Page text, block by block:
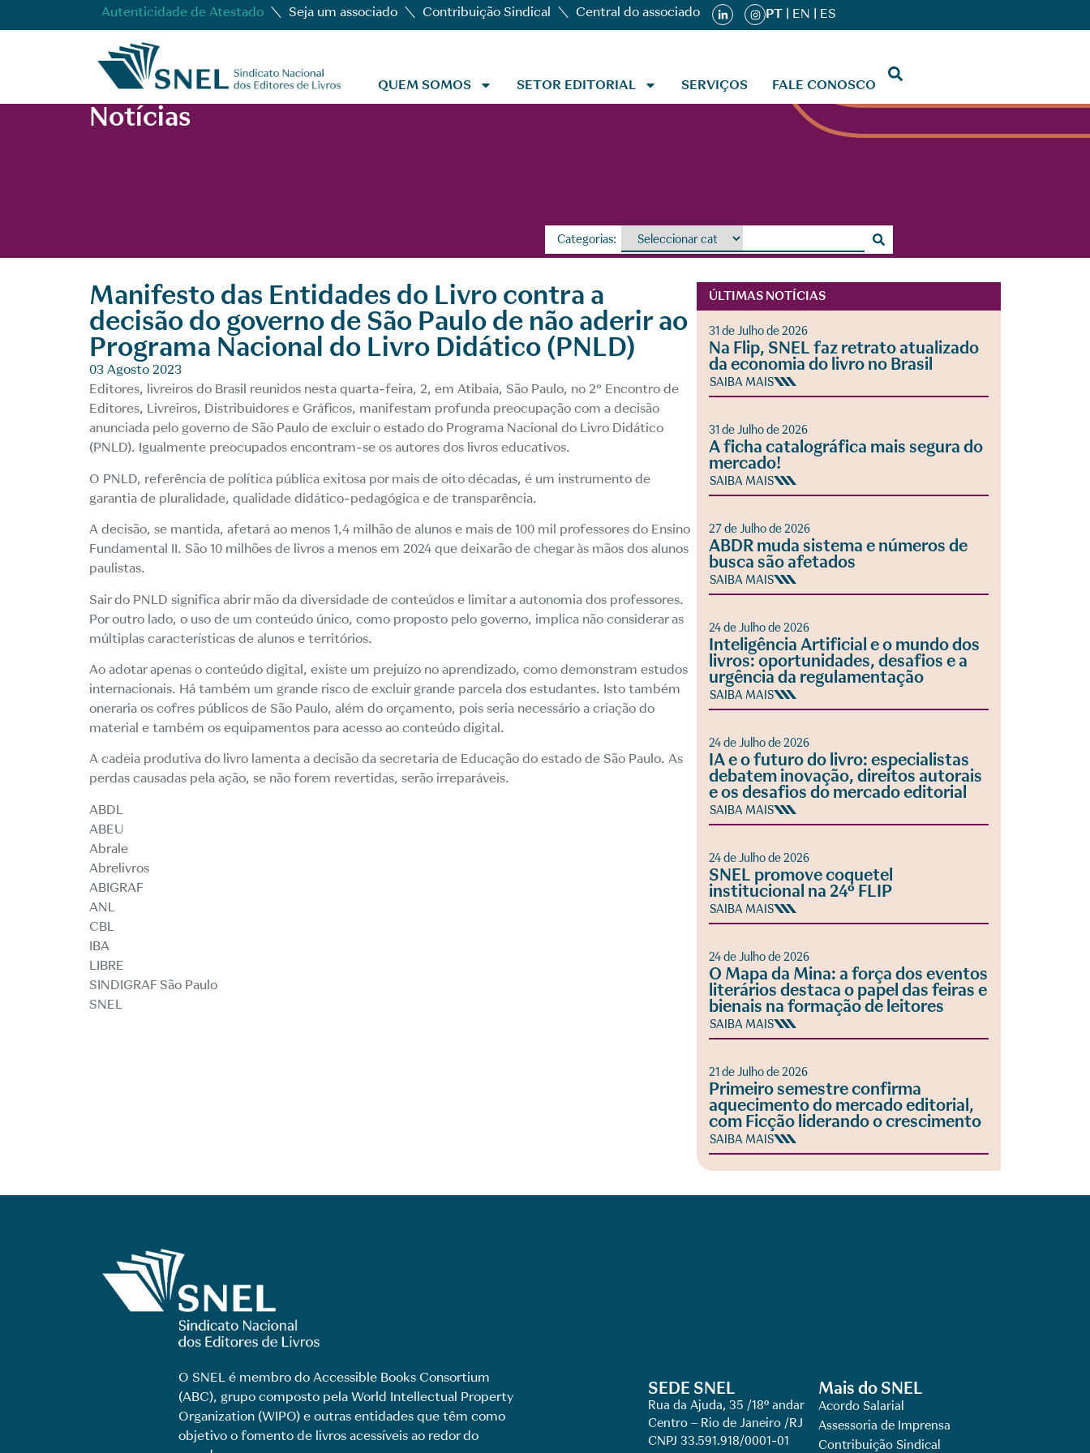
Autenticidade de Atestado Seja um associado Contribuição Sindical Central do associado PT | EN | ES
QUEM SOMOS SETOR EDITORIAL SERVIÇOS FALE CONOSCO
Notícias
Categorias:
Manifesto das Entidades do Livro contra a
decisão do governo de São Paulo de não aderir ao
Programa Nacional do Livro Didático (PNLD)
03 Agosto 2023
Editores, livreiros do Brasil reunidos nesta quarta-feira, 2, em Atibaia, São Paulo, no 2° Encontro de
Editores, Livreiros, Distribuidores e Gráficos, manifestam profunda preocupação com a decisão
anunciada pelo governo de São Paulo de excluir o estado do Programa Nacional do Livro Didático
(PNLD). Igualmente preocupados encontram-se os autores dos livros educativos.
O PNLD, referência de política pública exitosa por mais de oito décadas, é um instrumento de
garantia de pluralidade, qualidade didático-pedagógica e de transparência.
A decisão, se mantida, afetará ao menos 1,4 milhão de alunos e mais de 100 mil professores do Ensino
Fundamental II. São 10 milhões de livros a menos em 2024 que deixarão de chegar às mãos dos alunos
paulistas.
Sair do PNLD significa abrir mão da diversidade de conteúdos e limitar a autonomia dos professores.
Por outro lado, o uso de um conteúdo único, como proposto pelo governo, implica não considerar as
múltiplas características de alunos e territórios.
Ao adotar apenas o conteúdo digital, existe um prejuízo no aprendizado, como demonstram estudos
internacionais. Há também um grande risco de excluir grande parcela dos estudantes. Isto também
oneraria os cofres públicos de São Paulo, além do orçamento, pois seria necessário a criação do
material e também os equipamentos para acesso ao conteúdo digital.
A cadeia produtiva do livro lamenta a decisão da secretaria de Educação do estado de São Paulo. As
perdas causadas pela ação, se não forem revertidas, serão irreparáveis.
ABDL
ABEU
Abrale
Abrelivros
ABIGRAF
ANL
CBL
IBA
LIBRE
SINDIGRAF São Paulo
SNEL
ÚLTIMAS NOTÍCIAS
31 de Julho de 2026
Na Flip, SNEL faz retrato atualizado
da economia do livro no Brasil
SAIBA MAIS
31 de Julho de 2026
A ficha catalográfica mais segura do
mercado!
SAIBA MAIS
27 de Julho de 2026
ABDR muda sistema e números de
busca são afetados
SAIBA MAIS
24 de Julho de 2026
Inteligência Artificial e o mundo dos
livros: oportunidades, desafios e a
urgência da regulamentação
SAIBA MAIS
24 de Julho de 2026
IA e o futuro do livro: especialistas
debatem inovação, direitos autorais
e os desafios do mercado editorial
SAIBA MAIS
24 de Julho de 2026
SNEL promove coquetel
institucional na 24º FLIP
SAIBA MAIS
24 de Julho de 2026
O Mapa da Mina: a força dos eventos
literários destaca o papel das feiras e
bienais na formação de leitores
SAIBA MAIS
21 de Julho de 2026
Primeiro semestre confirma
aquecimento do mercado editorial,
com Ficção liderando o crescimento
SAIBA MAIS
O SNEL é membro do Accessible Books Consortium
(ABC), grupo composto pela World Intellectual Property
Organization (WIPO) e outras entidades que têm como
objetivo o fomento de livros acessíveis ao redor do
SEDE SNEL
Rua da Ajuda, 35 /18º andar
Centro – Rio de Janeiro /RJ
CNPJ 33.591.918/0001-01
Mais do SNEL
Acordo Salarial
Assessoria de Imprensa
Contribuição Sindical